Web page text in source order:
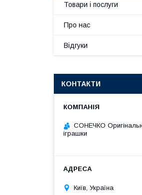
Товари і послуги
Про нас
Відгуки
КОНТАКТИ
СОНЕЧКО
іграшки
Київ, Україна